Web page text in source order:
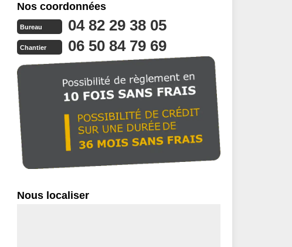
Nos coordonnées
Bureau 04 82 29 38 05
Chantier 06 50 84 79 69
Nous localiser